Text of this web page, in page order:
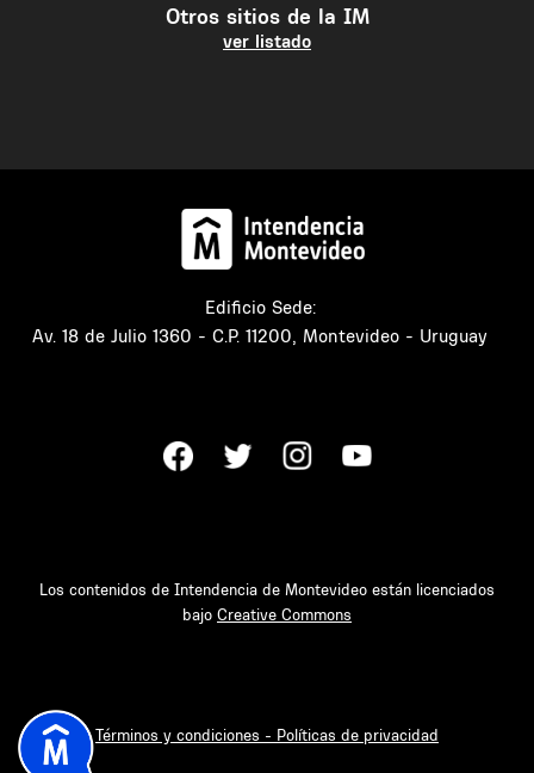
Otros sitios de la IM
ver listado
Edificio Sede:
Av. 18 de Julio 1360 - C.P. 11200, Montevideo - Uruguay
Los contenidos de Intendencia de Montevideo están licenciados
bajo Creative Commons
Términos y condiciones - Políticas de privacidad